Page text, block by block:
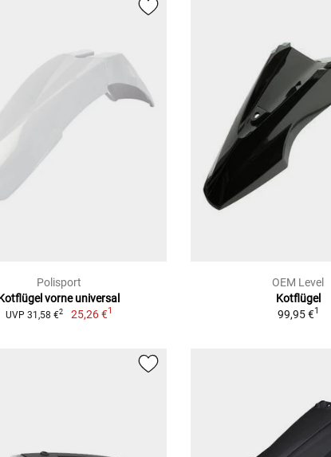
Polisport
vorne universal
UVP 31,58 €2 25,26 €1
OEM Level
Kotflügel
99,95 €1